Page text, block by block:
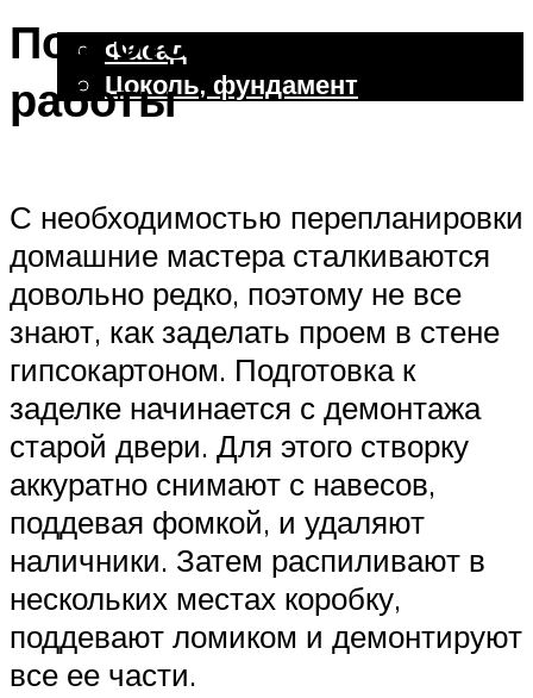
Фасад
Цоколь, фундамент
Подготовительные
работы
С необходимостью перепланировки
домашние мастера сталкиваются
довольно редко, поэтому не все
знают, как заделать проем в стене
гипсокартоном. Подготовка к
заделке начинается с демонтажа
старой двери. Для этого створку
аккуратно снимают с навесов,
поддевая фомкой, и удаляют
наличники. Затем распиливают в
нескольких местах коробку,
поддевают ломиком и демонтируют
все ее части.